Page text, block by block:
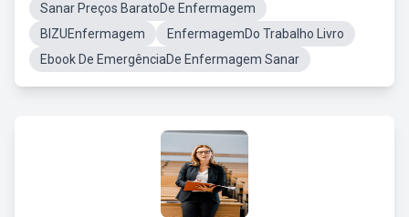
Sanar Preços BaratoDe Enfermagem
BIZUEnfermagem
EnfermagemDo Trabalho Livro
Ebook De EmergênciaDe Enfermagem Sanar